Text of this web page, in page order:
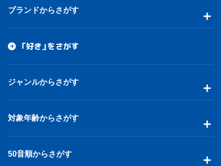
ブランドからさがす
「好き」をさがす
ジャンルからさがす
対象年齢からさがす
50音順からさがす